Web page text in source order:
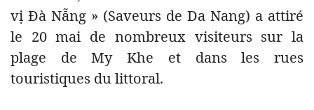
vị Đà Nẵng » (Saveurs de Da Nang) a attiré
le 20 mai de nombreux visiteurs sur la
plage de My Khe et dans les rues
touristiques du littoral.